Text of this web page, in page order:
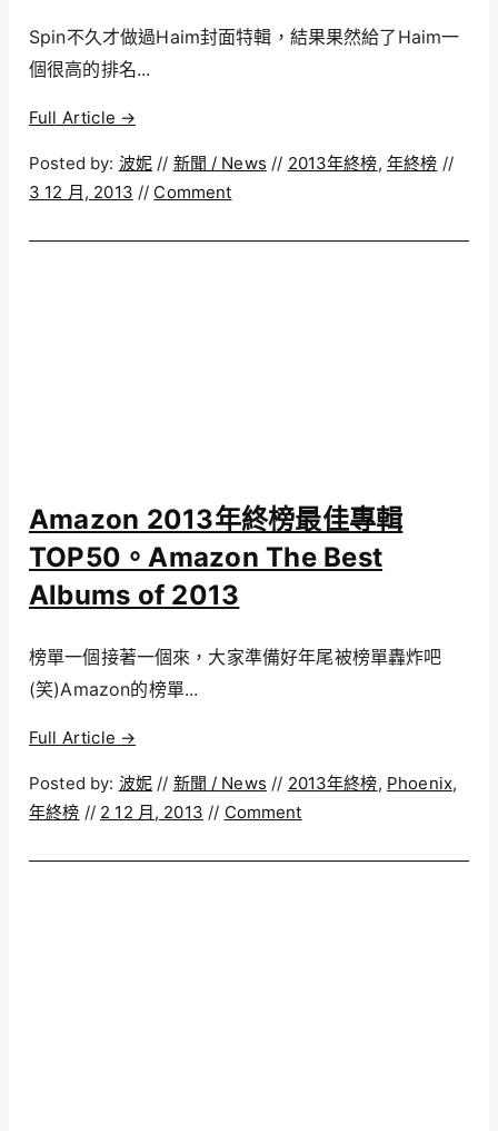
Spin不久才做過Haim封面特輯，結果果然給了Haim一
個很高的排名...
Full Article →
Posted by: 波妮 // 新聞 / News // 2013年終榜, 年終榜 //
3 12 月, 2013 // Comment
Amazon 2013年終榜最佳專輯
TOP50。Amazon The Best
Albums of 2013
榜單一個接著一個來，大家準備好年尾被榜單轟炸吧
(笑)Amazon的榜單...
Full Article →
Posted by: 波妮 // 新聞 / News // 2013年終榜, Phoenix,
年終榜 // 2 12 月, 2013 // Comment